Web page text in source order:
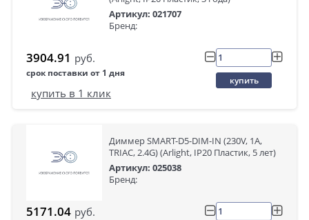
Артикул: 021707
Бренд:
3904.91 руб.
срок поставки от 1 дня
купить
купить в 1 клик
Диммер SMART-D5-DIM-IN (230V, 1A,
TRIAC, 2.4G) (Arlight, IP20 Пластик, 5 лет)
Артикул: 025038
Бренд:
5171.04 руб.